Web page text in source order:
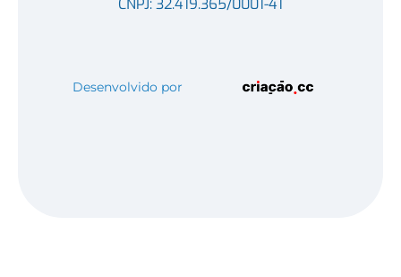
CNPJ: 32.419.365/0001-41
Desenvolvido por